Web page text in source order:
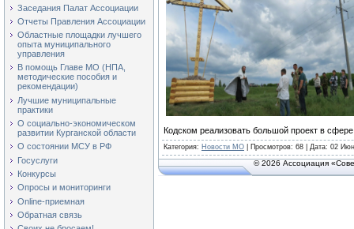
Заседания Палат Ассоциации
Отчеты Правления Ассоциации
Областные площадки лучшего
опыта муниципального
управления
В помощь Главе МО (НПА,
методические пособия и
рекомендации)
Лучшие муниципальные
практики
О социально-экономическом
развитии Курганской области
О состоянии МСУ в РФ
Госуслуги
Конкурсы
Опросы и мониторинги
Online-приемная
Обратная связь
Кодском реализовать большой проект в
Категория: Новости МО Просмотров: 68 | Дата: 02
© 2026 Ассоциация